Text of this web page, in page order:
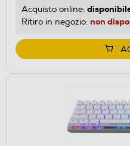
Acquisto online:
Ritiro in negozio: non